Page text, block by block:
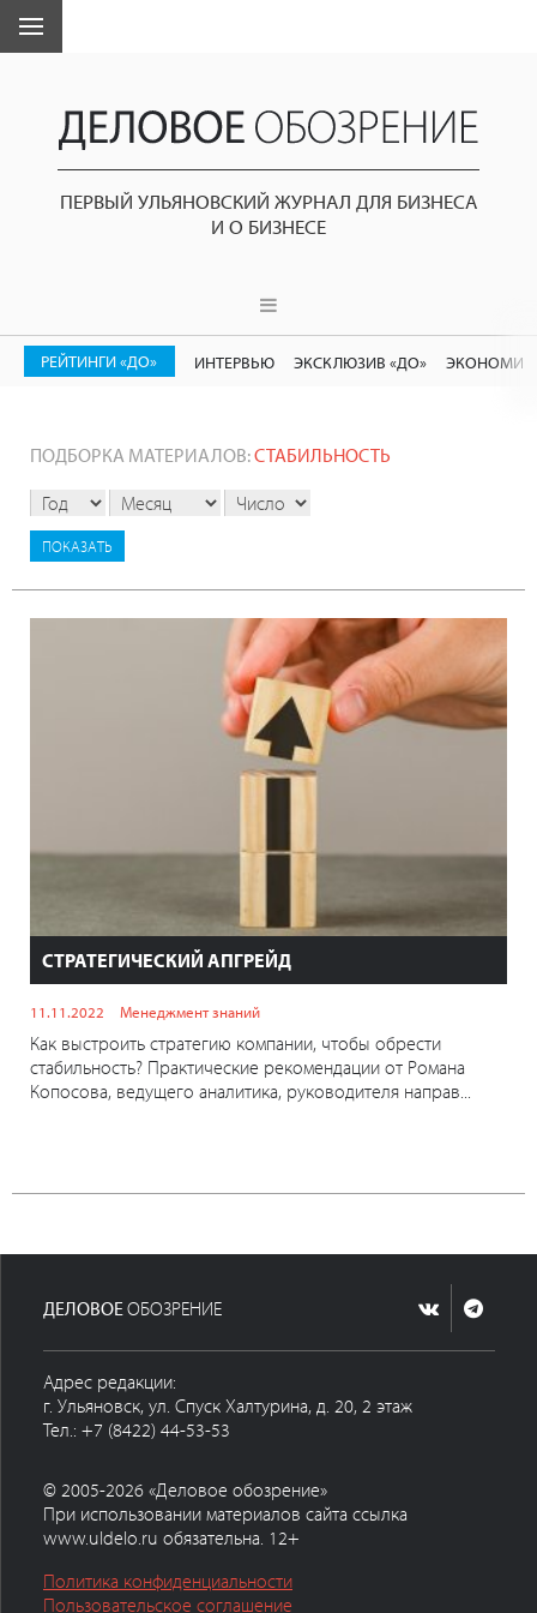
ПЕРВЫЙ УЛЬЯНОВСКИЙ ЖУРНАЛ ДЛЯ БИЗНЕСА
И О БИЗНЕСЕ
РЕЙТИНГИ «ДО» ИНТЕРВЬЮ ЭКСКЛЮЗИВ «ДО»
ПОДБОРКА МАТЕРИАЛОВ:СТАБИЛЬНОСТЬ
СТРАТЕГИЧЕСКИЙ АПГРЕЙД
11.11.2022 Менеджмент знаний
Как выстроить стратегию компании, чтобы обрести
стабильность? Практические рекомендации от Романа
Копосова, ведущего аналитика, руководителя направ...
ДЕЛОВОЕОБОЗРЕНИЕ
Адрес редакции:
г. Ульяновск, ул. Спуск Халтурина, д. 20, 2 этаж
Тел.: +7 (8422) 44-53-53
© 2005-2026 «Деловое обозрение»
При использовании материалов сайта ссылка
www.uldelo.ru обязательна. 12+
Политика конфиденциальности
Пользовательское соглашение